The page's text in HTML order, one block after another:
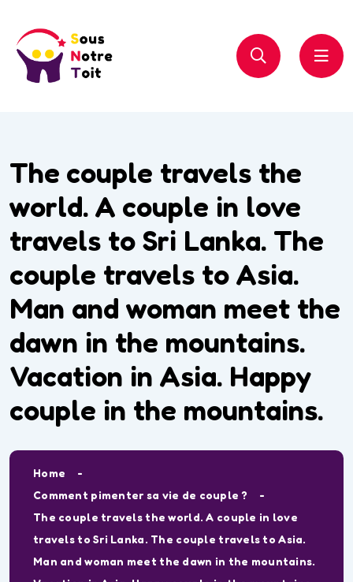
The couple travels the
world. A couple in love
travels to Sri Lanka. The
couple travels to Asia.
Man and woman meet the
dawn in the mountains.
Vacation in Asia. Happy
couple in the mountains.
Home
Comment pimenter sa vie de couple ?
The couple travels the world. A couple in love
travels to Sri Lanka. The couple travels to Asia.
Man and woman meet the dawn in the mountains.